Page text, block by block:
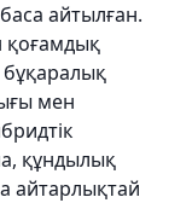
айтылған.
қоғамдық
бұқаралық
мен
құндылық
айтарлықтай